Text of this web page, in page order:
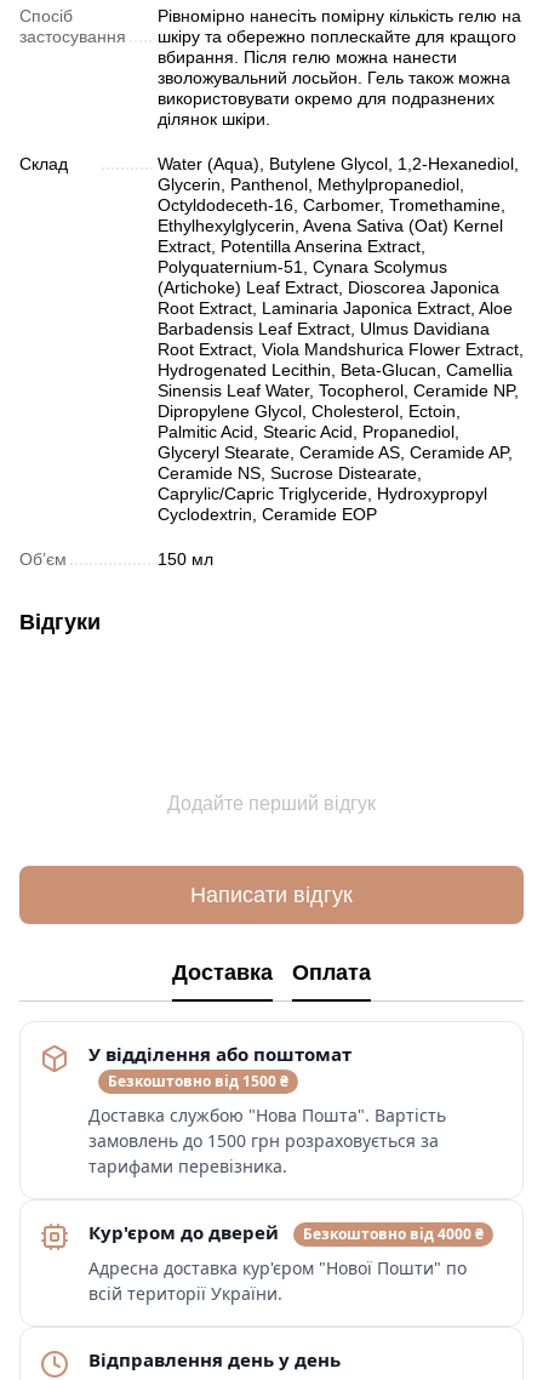
Спосіб
застосування
Рівномірно нанесіть помірну кількість гелю на
шкіру та обережно поплескайте для кращого
вбирання. Після гелю можна нанести
зволожувальний лосьйон. Гель також можна
використовувати окремо для подразнених
ділянок шкіри.
Склад
Water (Aqua), Butylene Glycol, 1,2-Hexanediol,
Glycerin, Panthenol, Methylpropanediol,
Octyldodeceth-16, Carbomer, Tromethamine,
Ethylhexylglycerin, Avena Sativa (Oat) Kernel
Extract, Potentilla Anserina Extract,
Polyquaternium-51, Cynara Scolymus
(Artichoke) Leaf Extract, Dioscorea Japonica
Root Extract, Laminaria Japonica Extract, Aloe
Barbadensis Leaf Extract, Ulmus Davidiana
Root Extract, Viola Mandshurica Flower Extract,
Hydrogenated Lecithin, Beta-Glucan, Camellia
Sinensis Leaf Water, Tocopherol, Ceramide NP,
Dipropylene Glycol, Cholesterol, Ectoin,
Palmitic Acid, Stearic Acid, Propanediol,
Glyceryl Stearate, Ceramide AS, Ceramide AP,
Ceramide NS, Sucrose Distearate,
Caprylic/Capric Triglyceride, Hydroxypropyl
Cyclodextrin, Ceramide EOP
Обʼєм 150 мл
Відгуки
Додайте перший відгук
Написати відгук
Доставка Оплата
У відділення або поштомат
Безкоштовно від 1500 ₴
Доставка службою "Нова Пошта". Вартість
замовлень до 1500 грн розраховується за
тарифами перевізника.
Кур'єром до дверей Безкоштовно від 4000 ₴
Адресна доставка кур'єром "Нової Пошти" по
всій території України.
Відправлення день у день